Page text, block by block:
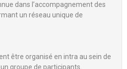
dans l’accompagnement des
un réseau unique de
être organisé en intra au sein de
groupe de participants.